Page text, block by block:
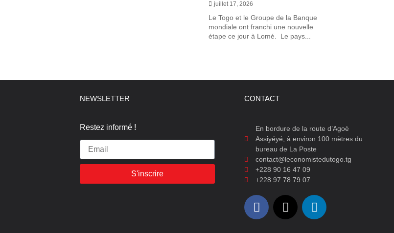
juillet 17, 2026
Le Togo et le Groupe de la Banque
mondiale ont franchi une nouvelle
étape ce jour à Lomé. Le pays...
NEWSLETTER
Restez informé !
S'inscrire
CONTACT
En bordure de la route d’Agoè
Assiyéyé, à environ 100 mètres du
bureau de La Poste
contact@leconomistedutogo.tg
+228 90 16 47 09
+228 97 78 79 07